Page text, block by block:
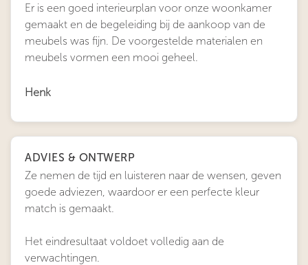
Er is een goed interieurplan voor onze woonkamer
gemaakt en de begeleiding bij de aankoop van de
meubels was fijn. De voorgestelde materialen en
meubels vormen een mooi geheel.
Henk
ADVIES & ONTWERP
Ze nemen de tijd en luisteren naar de wensen, geven
goede adviezen, waardoor er een perfecte kleur
match is gemaakt.
Het eindresultaat voldoet volledig aan de
verwachtingen.